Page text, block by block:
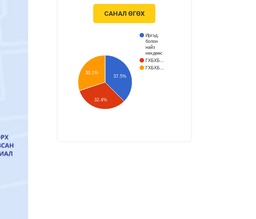
САНАЛ ӨГӨХ
Иргэд,
болон
найз
нөхдөөс
ГХБХБ…
ГХБХБ…
37.5%
30.1%
32.4%